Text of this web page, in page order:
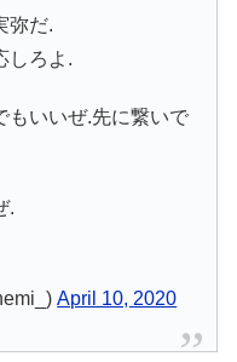
弥だ.
しろよ.
もいいぜ.先に繋いで
.
April 10, 2020